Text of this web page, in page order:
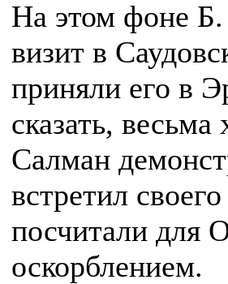
На этом фоне
визит в
приняли его в
сказать,
Салман
встретил
посчитали для
оскорблением.